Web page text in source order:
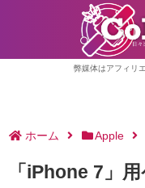
弊媒体はアフィリ
ホーム Apple
「iPhone 7」